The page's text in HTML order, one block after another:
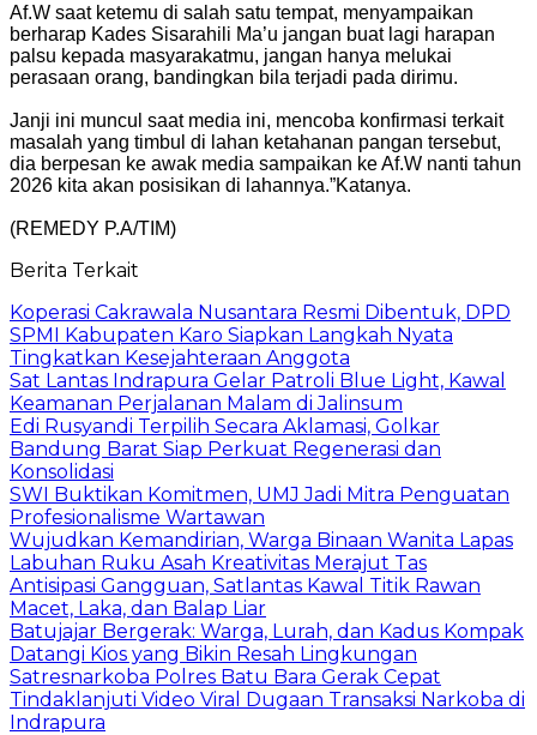
Af.W saat ketemu di salah satu tempat, menyampaikan
berharap Kades Sisarahili Ma’u jangan buat lagi harapan
palsu kepada masyarakatmu, jangan hanya melukai
perasaan orang, bandingkan bila terjadi pada dirimu.
Janji ini muncul saat media ini, mencoba konfirmasi terkait
masalah yang timbul di lahan ketahanan pangan tersebut,
dia berpesan ke awak media sampaikan ke Af.W nanti tahun
2026 kita akan posisikan di lahannya.”Katanya.
(REMEDY P.A/TIM)
Berita Terkait
Koperasi Cakrawala Nusantara Resmi Dibentuk, DPD
SPMI Kabupaten Karo Siapkan Langkah Nyata
Tingkatkan Kesejahteraan Anggota
Sat Lantas Indrapura Gelar Patroli Blue Light, Kawal
Keamanan Perjalanan Malam di Jalinsum
Edi Rusyandi Terpilih Secara Aklamasi, Golkar
Bandung Barat Siap Perkuat Regenerasi dan
Konsolidasi
SWI Buktikan Komitmen, UMJ Jadi Mitra Penguatan
Profesionalisme Wartawan
Wujudkan Kemandirian, Warga Binaan Wanita Lapas
Labuhan Ruku Asah Kreativitas Merajut Tas
Antisipasi Gangguan, Satlantas Kawal Titik Rawan
Macet, Laka, dan Balap Liar
Batujajar Bergerak: Warga, Lurah, dan Kadus Kompak
Datangi Kios yang Bikin Resah Lingkungan
Satresnarkoba Polres Batu Bara Gerak Cepat
Tindaklanjuti Video Viral Dugaan Transaksi Narkoba di
Indrapura